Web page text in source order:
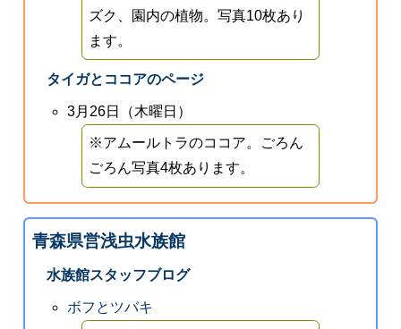
ズク、園内の植物。写真10枚あり
ます。
タイガとココアのページ
3月26日（木曜日）
※アムールトラのココア。ごろん
ごろん写真4枚あります。
青森県営浅虫水族館
水族館スタッフブログ
ボフとツバキ